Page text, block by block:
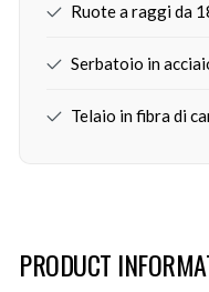
Ruote a raggi da
Serbatoio in
Telaio in fibra di
PRODUCT